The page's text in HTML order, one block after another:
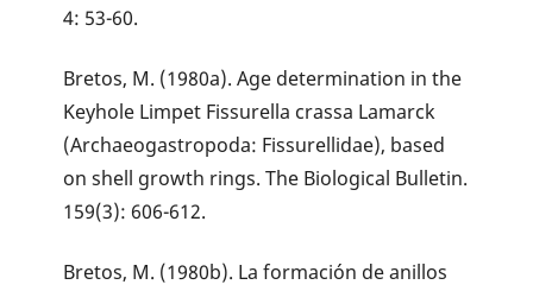
4: 53-60.
Bretos, M. (1980a). Age determination in the
Keyhole Limpet Fissurella crassa Lamarck
(Archaeogastropoda: Fissurellidae), based
on shell growth rings. The Biological Bulletin.
159(3): 606-612.
Bretos, M. (1980b). La formación de anillos